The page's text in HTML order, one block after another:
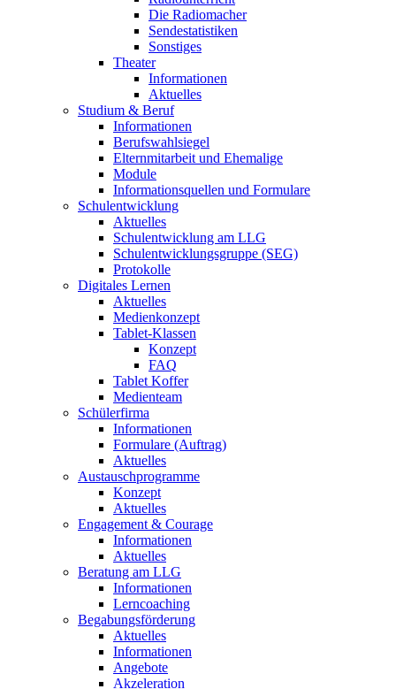
Die Radiomacher
Sendestatistiken
Sonstiges
Theater
Informationen
Aktuelles
Studium & Beruf
Informationen
Berufswahlsiegel
Elternmitarbeit und Ehemalige
Module
Informationsquellen und Formulare
Schulentwicklung
Aktuelles
Schulentwicklung am LLG
Schulentwicklungsgruppe (SEG)
Protokolle
Digitales Lernen
Aktuelles
Medienkonzept
Tablet-Klassen
Konzept
FAQ
Tablet Koffer
Medienteam
Schülerfirma
Informationen
Formulare (Auftrag)
Aktuelles
Austauschprogramme
Konzept
Aktuelles
Engagement & Courage
Informationen
Aktuelles
Beratung am LLG
Informationen
Lerncoaching
Begabungsförderung
Aktuelles
Informationen
Angebote
Akzeleration